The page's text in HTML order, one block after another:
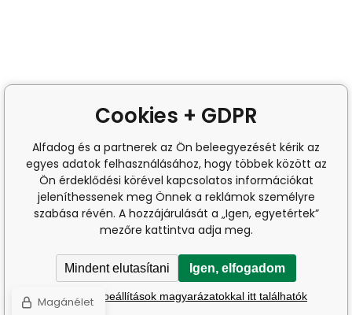
Cookies + GDPR
Alfadog és a partnerek az Ön beleegyezését kérik az
egyes adatok felhasználásához, hogy többek között az
Ön érdeklődési körével kapcsolatos információkat
jeleníthessenek meg Önnek a reklámok személyre
szabása révén. A hozzájárulását a „Igen, egyetértek”
mezőre kattintva adja meg.
Mindent elutasítani Igen, elfogadom
A részletes beállítások magyarázatokkal itt találhatók
Magánélet